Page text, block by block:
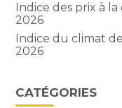
Indice des prix à
2026
Indice du climat
2026
CATÉGORIES